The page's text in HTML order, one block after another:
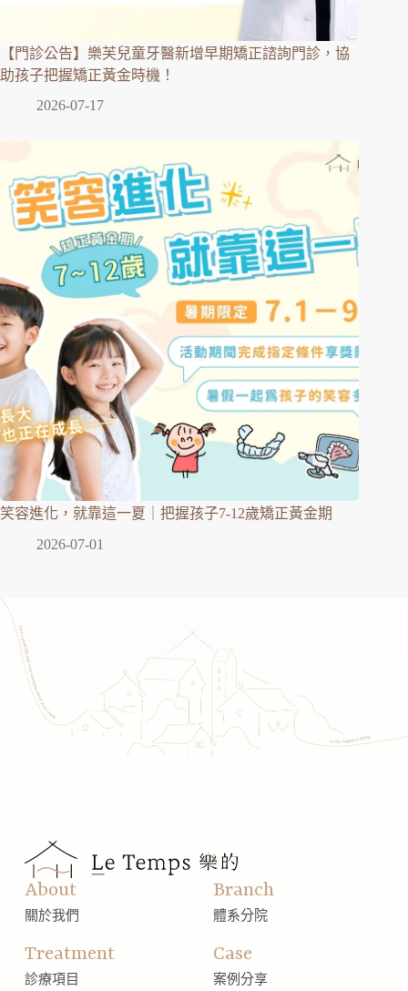
【門診公告】樂芙兒童牙醫新增早期矯正諮詢門診，協
助孩子把握矯正黃金時機！
2026-07-17
笑容進化，就靠這一夏｜把握孩子7-12歲矯正黃金期
2026-07-01
About
關於我們
Branch
體系分院
Treatment
診療項目
Case
案例分享